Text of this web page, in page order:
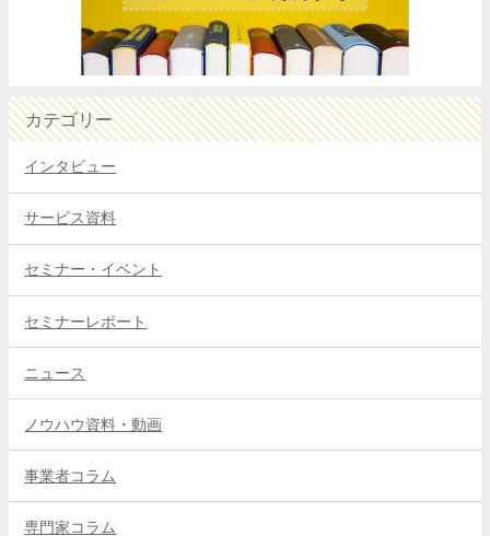
カテゴリー
インタビュー
サービス資料
セミナー・イベント
セミナーレポート
ニュース
ノウハウ資料・動画
事業者コラム
専門家コラム